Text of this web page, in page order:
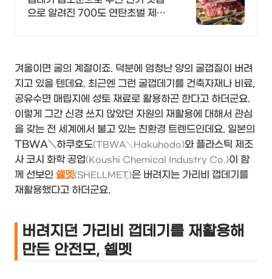
으로 알려진 700도 연탄초벌 제주
겨울이면 굴의 계절이죠. 덕분에 엄청난 양의 굴껍질이 버려
지고 있을 텐데요. 최근엔 그런 굴껍데기를 건축자재나 비료,
공유수면 매립지에 성토 재료로 활용하곤 한다고 하더군요.
이렇게 그간 신경 쓰지 않았던 자원의 재활용에 대해서 관심
을 갖는 전 세계에서 불고 있는 친환경 트렌드인데요. 일본의
TBWA＼하쿠호도(TBWA＼Hakuhodo)와 플라스틱 제조
사 코시 화학 공업(Koushi Chemical Industry Co.)이 함
께 선보인 쉘멧(SHELLMET)은 버려지는 가리비 껍데기를
재활용했다고 하더군요.
버려지던 가리비 껍데기를 재활용해
만든 안전모, 쉘멧